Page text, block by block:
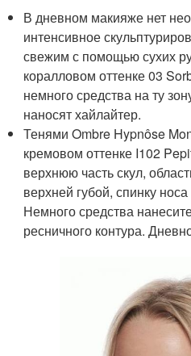
В дневном макияже нет
интенсивное
свежим с помощью сухих
коралловом оттенке 03
немного средства на ту
наносят хайлайтер.
Тенями Ombre Hypnôse
кремовом оттенке I102
верхнюю часть скул,
верхней губой, спинку
Немного средства
ресничного контура.